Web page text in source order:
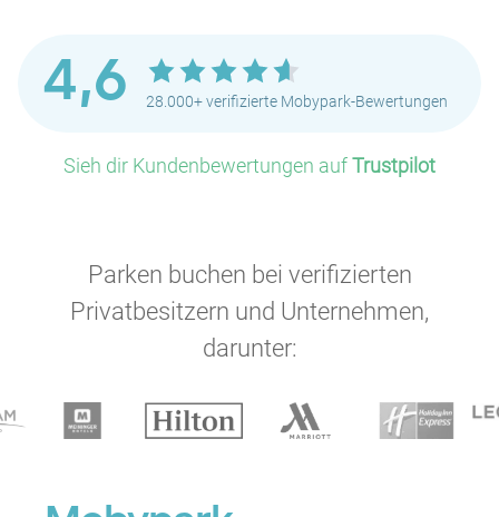
4,6 28.000+ verifizierte Mobypark-Bewertungen
Sieh dir Kundenbewertungen aufTrustpilot
Parken buchen bei verifizierten
Privatbesitzern und Unternehmen,
darunter:
P
P
P
P
P
P P